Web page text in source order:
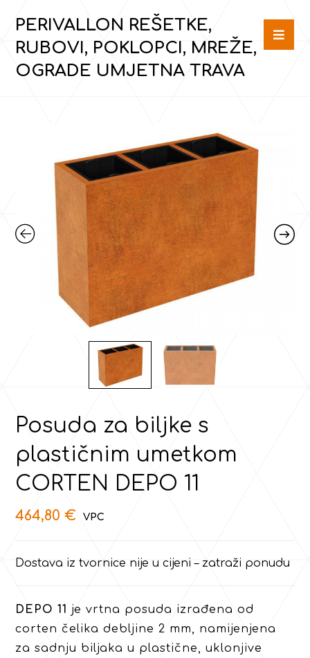
PERIVALLON REŠETKE,
RUBOVI, POKLOPCI, MREŽE,
OGRADE UMJETNA TRAVA
Posuda za biljke s
plastičnim umetkom
CORTEN DEPO 11
464,80€
Dostava iz tvornice nije u cijeni – zatraži ponudu
DEPO 11 je vrtna posuda izrađena od
corten čelika debljine 2 mm, namijenjena
za sadnju biljaka u plastične, uklonjive